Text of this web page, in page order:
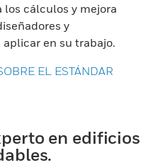
cálculos y mejora
y
en su trabajo.
EL ESTÁNDAR
en edificios